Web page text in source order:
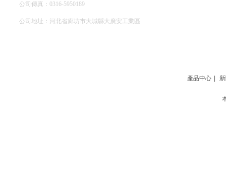
公司地址：河北省廊坊市大城縣大廣安工業區
公司傳真：0316-5950189
產品中心